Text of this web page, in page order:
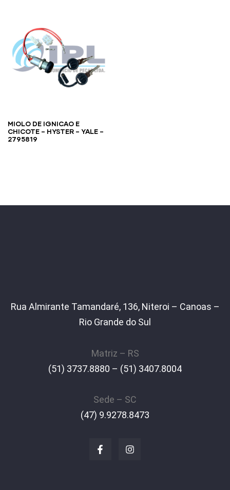
MIOLO DE IGNICAO E
CHICOTE – HYSTER – YALE –
2795819
Rua Almirante Tamandaré, 136, Niteroi – Canoas –
Rio Grande do Sul
Matriz – RS
(51) 3737.8880 – (51) 3407.8004
Sede – SC
(47) 9.9278.8473